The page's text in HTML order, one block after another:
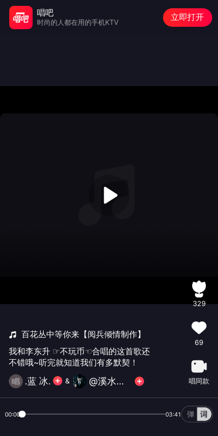
百花丛中等你来【阅兵倾情制作】
我和李东升 ☞不玩币☜合唱的这首歌还
不错哦~听完就知道我们有多默契！
.蓝 冰. & @溪水东流
329
69
唱同款
00:00 03:41
唱吧
时尚的人都在用的手机KTV
立即打开